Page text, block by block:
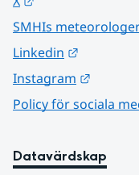
SMHIs
Linkedin
Instagram
Policy för sociala
Datavärdskap